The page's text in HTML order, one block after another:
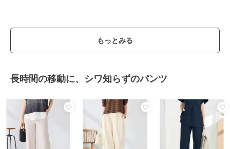
もっとみる
長時間の移動に、シワ知らずのパンツ